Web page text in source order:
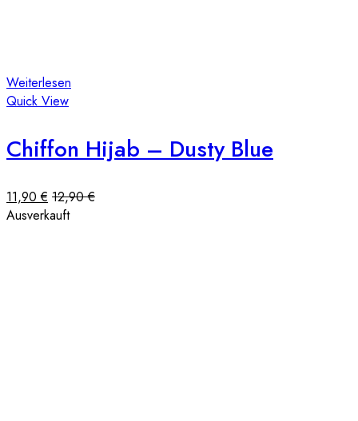
Weiterlesen
Quick View
Chiffon Hijab – Dusty Blue
11,90€ 12,90€
Ausverkauft